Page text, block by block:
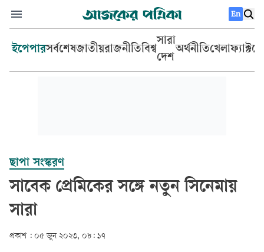
En
ইপেপারসর্বশেষজাতীয়রাজনীতিবিশ্ব
সারা
দেশ
অর্থনীতিখেলা
ছাপা সংস্করণ
সাবেক প্রেমিকের সঙ্গে নতুন সিনেমায়
সারা
প্রকাশ : ০৫ জুন ২০২৩, ০৮: ১৭